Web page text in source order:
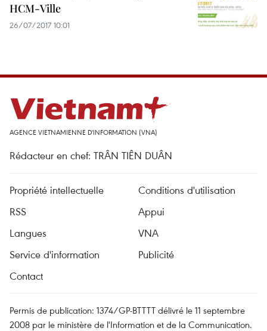
HCM-Ville
26/07/2017 10:01
AGENCE VIETNAMIENNE D'INFORMATION (VNA)
Rédacteur en chef: TRÂN TIÊN DUÂN
Propriété intellectuelle
Conditions d'utilisation
RSS
Appui
Langues
VNA
Service d'information
Publicité
Contact
Permis de publication: 1374/GP-BTTTT délivré le 11 septembre
2008 par le ministère de l'Information et de la Communication.